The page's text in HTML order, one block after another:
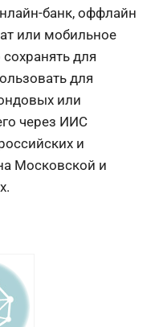
банк, оффлайн
или мобильное
для
для
или
через ИИС
и
Московской и